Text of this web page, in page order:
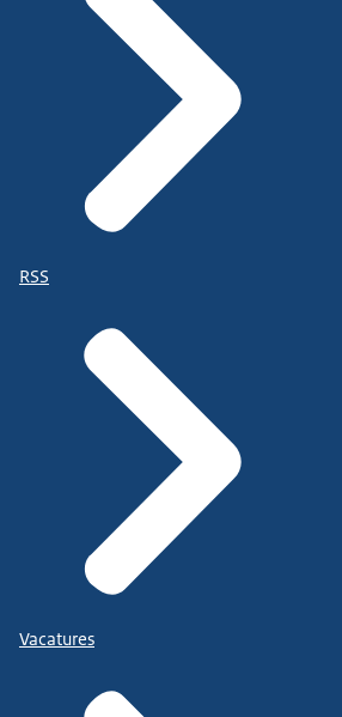
RSS
Vacatures